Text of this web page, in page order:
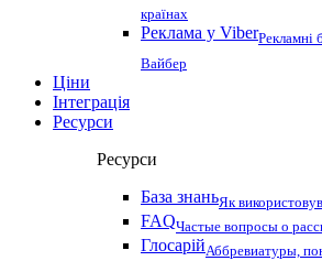
країнах
Реклама у ViberРекламні
Вайбер
Ціни
Інтеграція
Ресурси
Ресурси
База знаньЯк
FAQЧастые вопросы о
ГлосарійАббревиатуры,